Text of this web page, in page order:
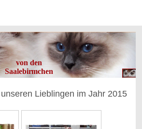
von den
Saalebirmchen
Lieblingen im Jahr 2015